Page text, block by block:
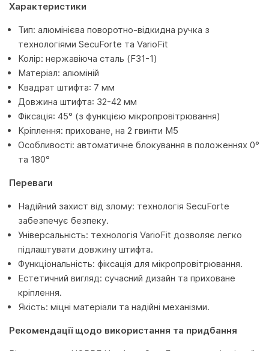
Характеристики
Тип: алюмінієва поворотно-відкидна ручка з
технологіями SecuForte та VarioFit
Колір: нержавіюча сталь (F31-1)
Матеріал: алюміній
Квадрат штифта: 7 мм
Довжина штифта: 32-42 мм
Фіксація: 45° (з функцією мікропровітрювання)
Кріплення: приховане, на 2 гвинти M5
Особливості: автоматичне блокування в положеннях 0°
та 180°
Переваги
Надійний захист від злому: технологія SecuForte
забезпечує безпеку.
Універсальність: технологія VarioFit дозволяє легко
підлаштувати довжину штифта.
Функціональність: фіксація для мікропровітрювання.
Естетичний вигляд: сучасний дизайн та приховане
кріплення.
Якість: міцні матеріали та надійні механізми.
Рекомендації щодо використання та придбання